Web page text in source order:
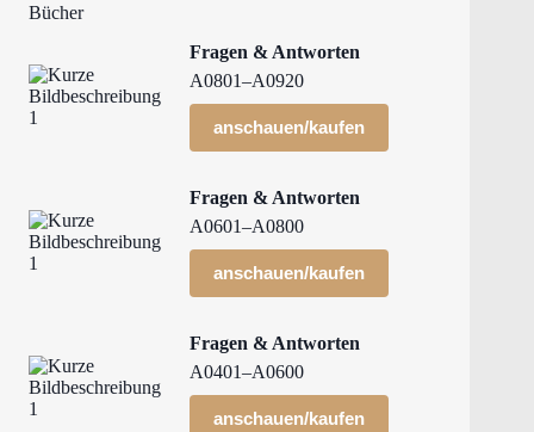
Bücher
Fragen & Antworten
A0801–A0920
anschauen/kaufen
Fragen & Antworten
A0601–A0800
anschauen/kaufen
Fragen & Antworten
A0401–A0600
anschauen/kaufen